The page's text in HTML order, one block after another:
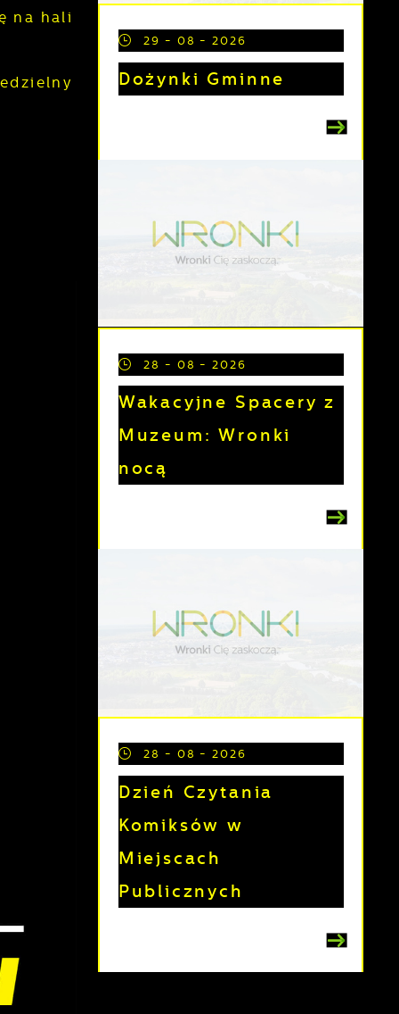
na hali
29 - 08 - 2026
Dożynki Gminne
28 - 08 - 2026
Wakacyjne Spacery z
Muzeum: Wronki
nocą
28 - 08 - 2026
Dzień Czytania
Komiksów w
Miejscach
Publicznych